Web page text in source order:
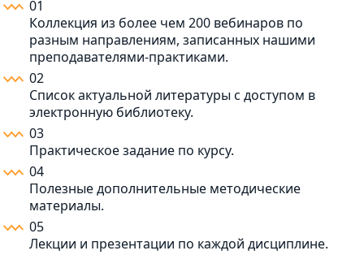
01
Коллекция из более чем 200 вебинаров по
разным направлениям, записанных нашими
преподавателями-практиками.
02
Список актуальной литературы с доступом в
электронную библиотеку.
03
Практическое задание по курсу.
04
Полезные дополнительные методические
материалы.
05
Лекции и презентации по каждой дисциплине.